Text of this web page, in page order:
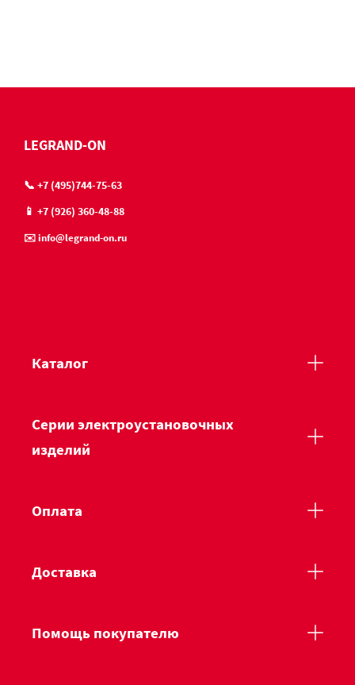
LEGRAND-ON
📞 +7 (495)744-75-63
📱 +7 (926) 360-48-88
✉️ info@legrand-on.ru
Каталог
Серии электроустановочных
изделий
Оплата
Доставка
Помощь покупателю